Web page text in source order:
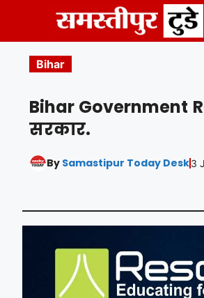
content
Bihar
Bihar Government
सरकार.
By Samastipur Today Desk3